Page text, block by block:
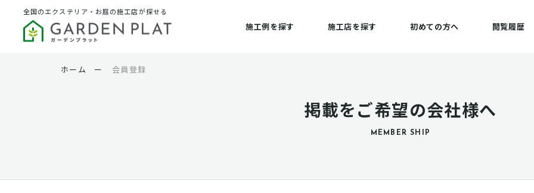
全国のエクステリア・お庭の施工店が探せる
施工例を探す 施工店を探す 初めての方へ 閲覧履歴
掲載をご希望の会社様へ
MEMBER SHIP
ホーム ー 会員登録